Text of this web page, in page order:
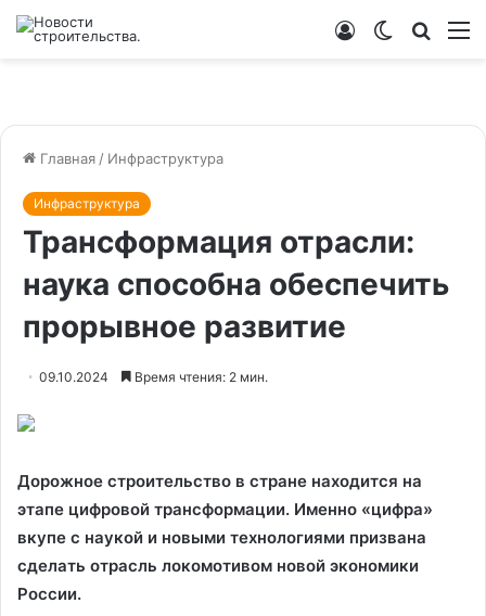
Switch
Войти
Главная / Инфраструктура
Инфраструктура
Трансформация отрасли:
наука способна обеспечить
прорывное развитие
09.10.2024 Время чтения: 2 мин.
Дорожное строительство в стране находится на
этапе цифровой трансформации. Именно «цифра»
вкупе с наукой и новыми технологиями призвана
сделать отрасль локомотивом новой экономики
России.